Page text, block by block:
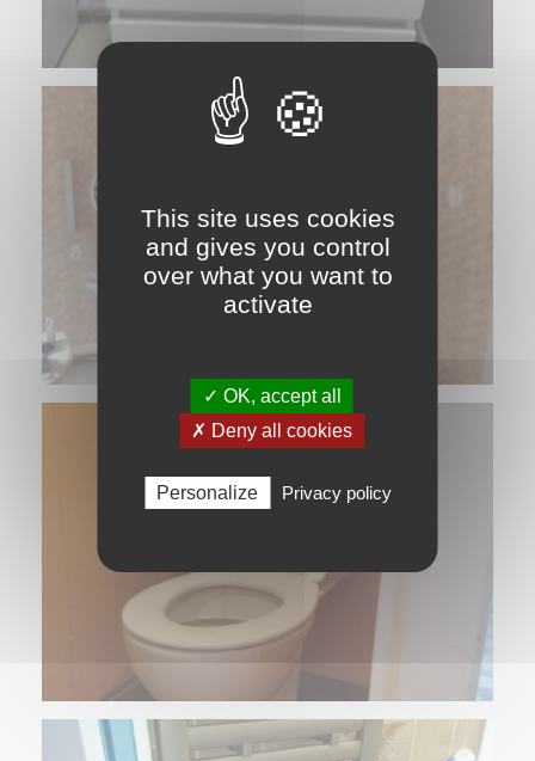
This site uses cookies
and gives you control
over what you want to
activate
✓ OK, accept all
✗ Deny all cookies
Personalize Privacy policy